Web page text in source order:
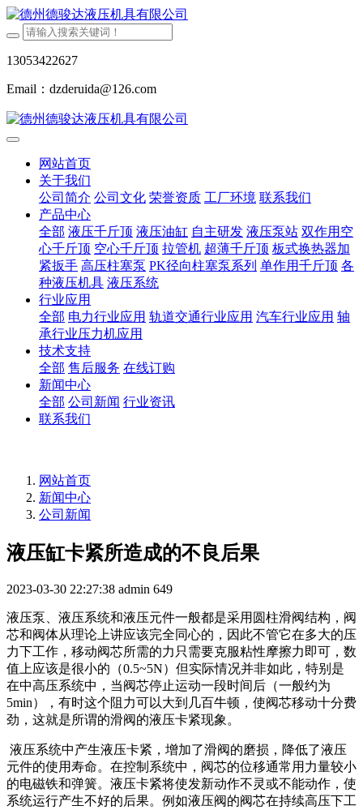
13053422627
Email：dzderuida@126.com
网站首页
关于我们
公司简介 公司文化 荣誉资质 工厂环境 联系我们
产品中心
全部 液压千斤顶 液压油缸 自主研发 液压泵站 双作用空
心千斤顶 空心千斤顶 拉管机 超薄千斤顶 板式换热器加
紧扳手 高压柱塞泵 PK径向柱塞泵系列 单作用千斤顶 各
种液压机具 液压系统
行业应用
全部 电力行业应用 轨道交通行业应用 汽车行业应用 轴
承行业压力机应用
技术支持
全部 售后服务 在线订购
新闻中心
全部 公司新闻 行业资讯
联系我们
网站首页
新闻中心
公司新闻
液压缸卡紧所造成的不良后果
2023-03-30 22:27:38 admin 649
液压泵、液压系统和液压元件一般都是采用圆柱滑阀结构，阀
芯和阀体从理论上讲应该完全同心的，因此不管它在多大的压
力下工作，移动阀芯所需的力只需要克服粘性摩擦力即可，数
值上应该是很小的（0.5~5N）但实际情况并非如此，特别是
在中高压系统中，当阀芯停止运动一段时间后（一般约为
5min），有时这个阻力可以大到几百牛顿，使阀芯移动十分费
劲，这就是所谓的滑阀的液压卡紧现象。
液压系统中产生液压卡紧，增加了滑阀的磨损，降低了液压
元件的使用寿命。在控制系统中，阀芯的位移通常用力量较小
的电磁铁和弹簧。液压卡紧将使发新动作不灵或不能动作，使
系统运行产生不好的后果。例如液压阀的阀芯在持续高压下工